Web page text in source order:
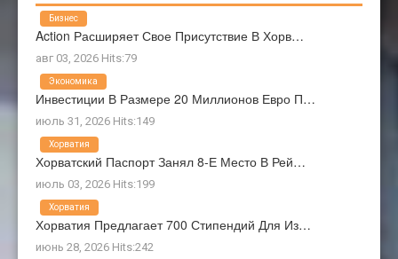
Action Расширяет Свое Присутствие В Хорв…
авг 03, 2026 Hits:79
Бизнес
Инвестиции В Размере 20 Миллионов Евро П…
июль 31, 2026 Hits:149
Экономика
Хорватский Паспорт Занял 8-Е Место В Рей…
июль 03, 2026 Hits:199
Хорватия
Хорватия Предлагает 700 Стипендий Для Из…
июнь 28, 2026 Hits:242
Хорватия